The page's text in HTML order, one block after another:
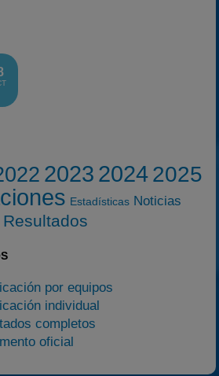
2023 20242025
Estadísticas Noticias
Resultados
por equipos
individual
completos
oficial